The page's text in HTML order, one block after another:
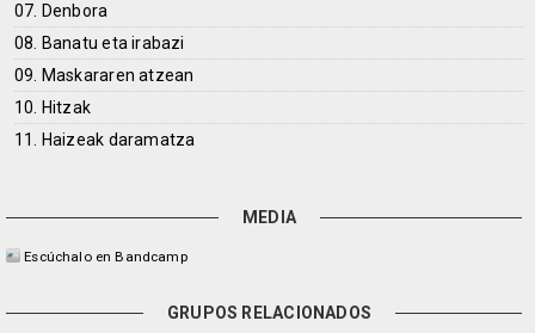
07. Denbora
08. Banatu eta irabazi
09. Maskararen atzean
10. Hitzak
11. Haizeak daramatza
MEDIA
Escúchalo en Bandcamp
GRUPOS RELACIONADOS